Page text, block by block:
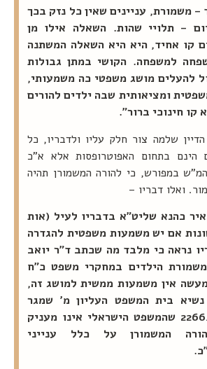
– משמורת, עניינים שאין כל נזק בכך
– תלויי שהות. השאלה אילו מן
קו אחיד, היא היא השאלה המשתנה
למשפחה. הקושי במתן גבולות
להעלים מושג משפטי כה משמעותי,
ומציאותית שבה ילדים להורים
קו חינוכי ברור".
שלמה צור חלק עליו ולדבריו, כל
הינם בתחום האפוטרופסות אלא א"כ
במפורש, כי להורה המשמורן תהיה
ואלו דבריו –
כהנא שליט"א בדבריו לעיל (אות
אם יש משמעות משפטית להגדרה
נראה כי מלבד מה שכתב ד"ר יואב
הילדים במחקרי משפט כ"ח
2012 שלמעשה אין משמעות ממשית למושג זה,
בית המשפט העליון מ' שמגר
בפס"ד ע"א 2266/93 שהמשפט הישראלי אינו מעניק
המשמורן על כלל ענייני